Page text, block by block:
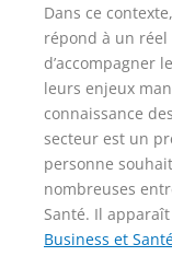
Dans ce
répond à un
d’accompagner
leurs enjeux
connaissance
secteur est un
personne
nombreuses
Santé. Il
Business et